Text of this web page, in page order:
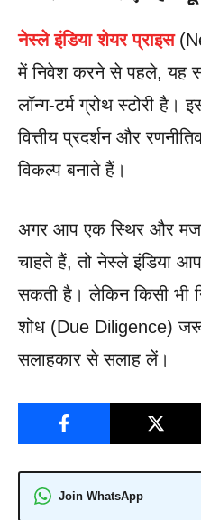
नेस्ले इंडिया शेयर प्राइस
में निवेश करने से पहले, यह
लॉन्ग-टर्म ग्रोथ स्टोरी है।
वित्तीय प्रदर्शन और
विकल्प बनाते हैं।
अगर आप एक स्थिर और
चाहते हैं, तो नेस्ले इंडिया
सकती है। लेकिन किसी भी
शोध (Due Diligence)
सलाहकार से सलाह लें।
Join WhatsApp